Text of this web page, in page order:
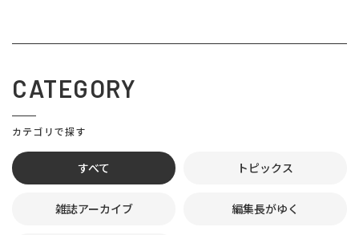
CATEGORY
カテゴリで探す
すべて トピックス
雑誌アーカイブ 編集長がゆく